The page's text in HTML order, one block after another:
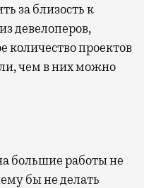
за близость к
девелоперов,
проектов
чем в них можно
большие работы не
бы не делать